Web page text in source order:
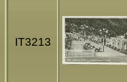
IT3213